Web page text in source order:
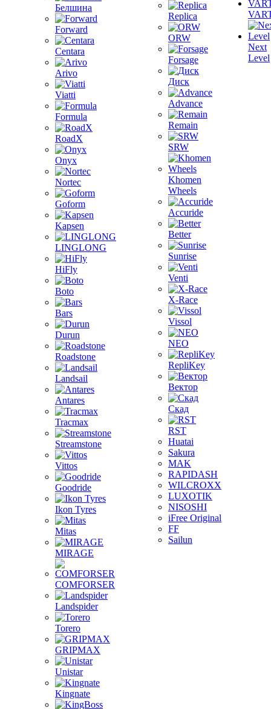
Белшина
Forward
Centara
Arivo
Viatti
Formula
RoadX
Onyx
Nortec
Goform
Kapsen
LINGLONG
HiFly
Boto
Bars
Durun
Roadstone
Landsail
Antares
Tracmax
Streamstone
Vittos
Goodride
Ikon Tyres
Mitas
MIRAGE
COMFORSER
Landspider
Torero
GRIPMAX
Unistar
Kingnate
Replica
ORW
Forsage
Диск
Advance
Remain
SRW
Khomen
Wheels
Accuride
Better
Sunrise
Venti
X-Race
Vissol
NEO
RepliKey
Вектор
Скад
RST
Huatai
Sakura
MAK
RAPIDASH
WILCROXX
LUXOTIK
NISOSHI
iFree Original
FF
Sailun
Next
Level